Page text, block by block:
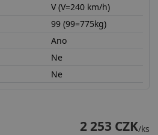
V (V=240 km/h)
99 (99=775kg)
Ano
Ne
Ne
2 253 CZK/ks